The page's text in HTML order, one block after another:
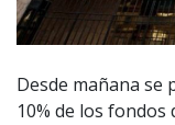
Desde mañana se
10% de los fondos